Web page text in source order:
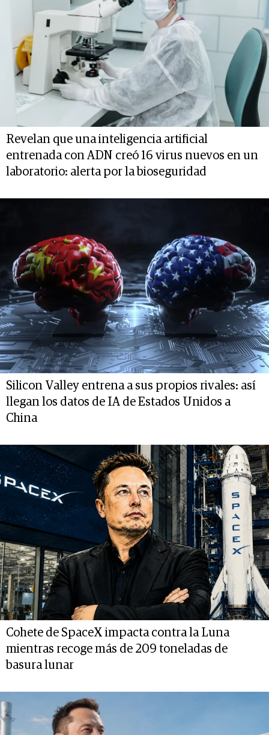
Revelan que una inteligencia artificial
entrenada con ADN creó 16 virus nuevos en un
laboratorio: alerta por la bioseguridad
Silicon Valley entrena a sus propios rivales: así
llegan los datos de IA de Estados Unidos a
China
Cohete de SpaceX impacta contra la Luna
mientras recoge más de 209 toneladas de
basura lunar